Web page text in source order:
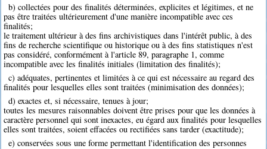
b) collectées pour des finalités déterminées, explicites et légitimes, et ne
pas être traitées ultérieurement d'une manière incompatible avec ces
finalités;
le traitement ultérieur à des fins archivistiques dans l'intérêt public, à des
fins de recherche scientifique ou historique ou à des fins statistiques n'est
pas considéré, conformément à l'article 89, paragraphe 1, comme
incompatible avec les finalités initiales (limitation des finalités);
c) adéquates, pertinentes et limitées à ce qui est nécessaire au regard des
finalités pour lesquelles elles sont traitées (minimisation des données);
d) exactes et, si nécessaire, tenues à jour;
toutes les mesures raisonnables doivent être prises pour que les données à
caractère personnel qui sont inexactes, eu égard aux finalités pour lesquelles
elles sont traitées, soient effacées ou rectifiées sans tarder (exactitude);
e) conservées sous une forme permettant l'identification des personnes